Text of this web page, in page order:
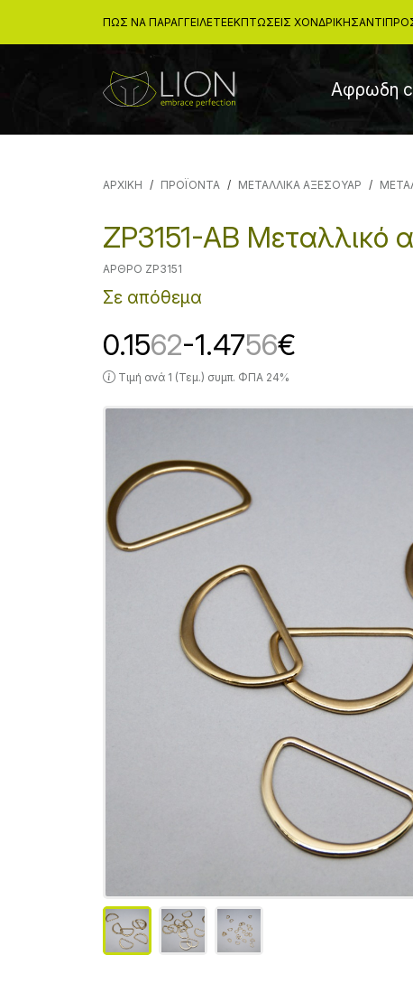
ΠΩΣ ΝΑ ΠΑΡΑΓΓΕΙΛΕΤΕΕΚΠΤΏΣΕΙΣ ΧΟΝΔΡΙΚΉΣ
Αφρωδη
ΑΡΧΙΚΉ ΠΡΟΪΟΝΤΑ ΜΕΤΑΛΛΙΚΑ ΑΞΕΣΟΥΑΡ
ZP3151-AB Μεταλλικό
ΆΡΘΡΟ ZP3151
Σε απόθεμα
0.1562-1.4756€
Τιμή ανά 1 (Τεμ.) συμπ. ΦΠΑ 24%